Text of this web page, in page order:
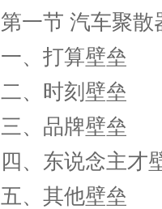
第一节 汽车聚散
一、打算壁垒
二、时刻壁垒
三、品牌壁垒
四、东说念主才
五、其他壁垒